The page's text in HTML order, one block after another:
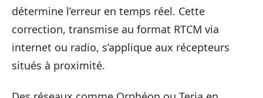
détermine l’erreur en temps réel. Cette
correction, transmise au format RTCM via
internet ou radio, s’applique aux récepteurs
situés à proximité.